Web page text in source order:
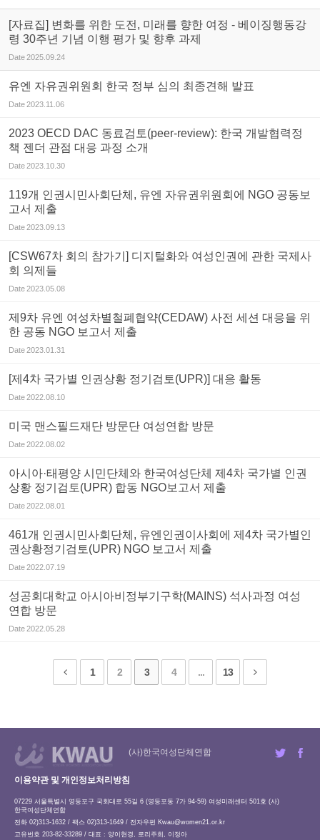
[자료집] 변화를 위한 도전, 미래를 향한 여정 - 베이징행동강
령 30주년 기념 이행 평가 및 향후 과제
Date2025.09.24
유엔 자유권위원회 한국 정부 심의 최종견해 발표
Date2023.11.06
2023 OECD DAC 동료검토(peer-review): 한국 개발협력정
책 젠더 관점 대응 과정 소개
Date2023.10.30
119개 인권시민사회단체, 유엔 자유권위원회에 NGO 공동보
고서 제출
Date2023.09.13
[CSW67차 회의 참가기] 디지털화와 여성인권에 관한 국제사
회 의제들
Date2023.05.08
제9차 유엔 여성차별철폐협약(CEDAW) 사전 세션 대응을 위
한 공동 NGO 보고서 제출
Date2023.01.31
[제4차 국가별 인권상황 정기검토(UPR)] 대응 활동
Date2022.08.10
미국 맨스필드재단 방문단 여성연합 방문
Date2022.08.02
아시아·태평양 시민단체와 한국여성단체 제4차 국가별 인권
상황 정기검토(UPR) 합동 NGO보고서 제출
Date2022.08.01
461개 인권시민사회단체, 유엔인권이사회에 제4차 국가별인
권상황정기검토(UPR) NGO 보고서 제출
Date2022.07.19
성공회대학교 아시아비정부기구학(MAINS) 석사과정 여성
연합 방문
Date2022.05.28
1 2 3 4 ... 13
(사)한국여성단체연합
이용약관 및 개인정보처리방침
07229 서울특별시 영등포구 국회대로 55길 6 (영등포동 7가 94-59) 여성미래센터 501호 (사)
한국여성단체연합
전화 02)313-1632 / 팩스 02)313-1649 / 전자우편 Kwau@women21.or.kr
고유번호 203-82-33289 / 대표 : 양이현경, 로리주희, 이정아